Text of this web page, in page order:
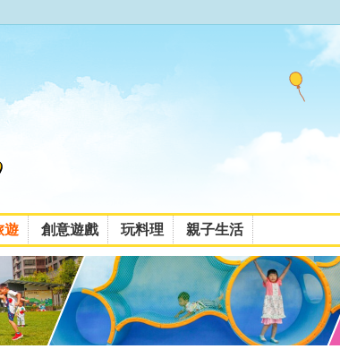
遊 創意遊戲 玩料理 親子生活